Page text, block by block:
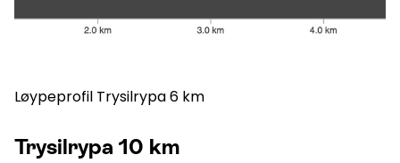
Løypeprofil Trysilrypa 6 km
Trysilrypa 10 km